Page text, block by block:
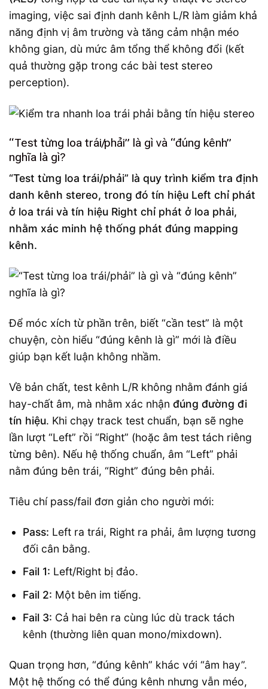
imaging, việc sai định danh kênh L/R làm giảm khả
năng định vị âm trường và tăng cảm nhận méo
không gian, dù mức âm tổng thể không đổi (kết
quả thường gặp trong các bài test stereo
perception).
“Test từng loa trái/phải” là gì và “đúng kênh”
nghĩa là gì?
“Test từng loa trái/phải” là quy trình kiểm tra định
danh kênh stereo, trong đó tín hiệu Left chỉ phát
ở loa trái và tín hiệu Right chỉ phát ở loa phải,
nhằm xác minh hệ thống phát đúng mapping
kênh.
Để móc xích từ phần trên, biết “cần test” là một
chuyện, còn hiểu “đúng kênh là gì” mới là điều
giúp bạn kết luận không nhầm.
Về bản chất, test kênh L/R không nhằm đánh giá
hay-chất âm, mà nhằm xác nhận đúng đường đi
tín hiệu. Khi chạy track test chuẩn, bạn sẽ nghe
lần lượt “Left” rồi “Right” (hoặc âm test tách riêng
từng bên). Nếu hệ thống chuẩn, âm “Left” phải
nằm đúng bên trái, “Right” đúng bên phải.
Tiêu chí pass/fail đơn giản cho người mới:
Pass: Left ra trái, Right ra phải, âm lượng tương
đối cân bằng.
Fail 1: Left/Right bị đảo.
Fail 2: Một bên im tiếng.
Fail 3: Cả hai bên ra cùng lúc dù track tách
kênh (thường liên quan mono/mixdown).
Quan trọng hơn, “đúng kênh” khác với “âm hay”.
Một hệ thống có thể đúng kênh nhưng vẫn méo,